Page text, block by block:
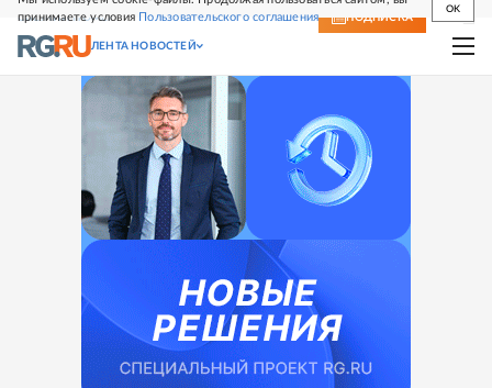
принимаете условия Пользовательского соглашения
OK
СВЕЖИЙ НОМЕР ПОДПИСКА
ЛЕНТА НОВОСТЕЙ